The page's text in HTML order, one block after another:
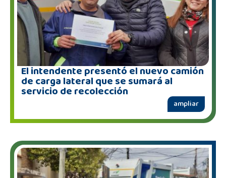
El intendente presentó el nuevo camión
de carga lateral que se sumará al
servicio de recolección
ampliar